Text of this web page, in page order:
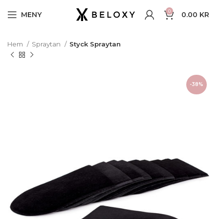
MENY 0 0.00 KR
Hem Spraytan Styck Spraytan
-38%